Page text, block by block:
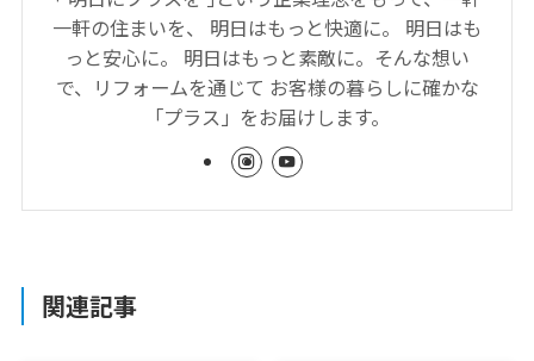
一軒の住まいを、 明日はもっと快適に。 明日はも
っと安心に。 明日はもっと素敵に。そんな想い
で、リフォームを通じて お客様の暮らしに確かな
「プラス」をお届けします。
関連記事